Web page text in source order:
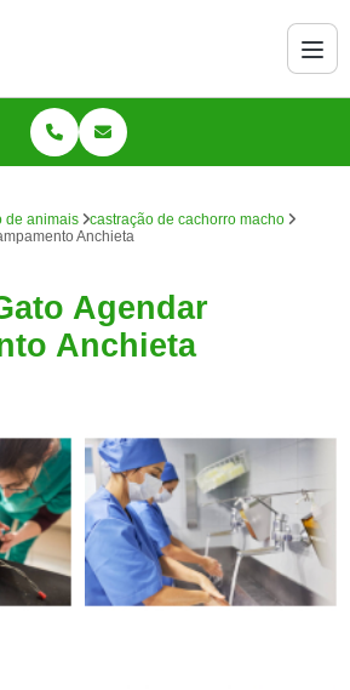
de animais
castração de cachorro macho
Anchieta
Agendar
Anchieta